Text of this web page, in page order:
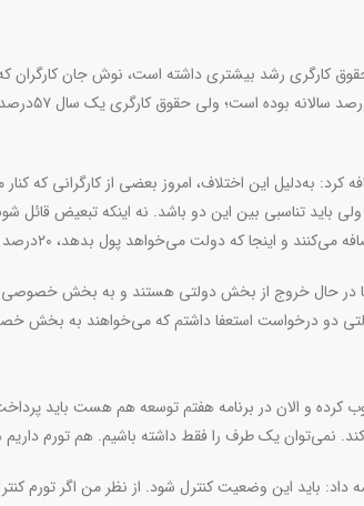
کارگری رشد بیشتری داشته است، نوش جان کارگران
کرد: به‌دلیل این اختلاف، امروز بعضی از کارگرانی که
باید تناسبی بین این دو باشد. نه اینکه تبعیض
ما در حال خروج از بخش دولتی هستند و به بخش
دو درخواست استعفا داشتم که‌ می‌خواهند به بخش
و الان در برنامه هفتم توسعه هم هست باید
کند. نمی‌توان یک طرف را فقط داشته باشیم. هم تورم
داد: باید این وضعیت کنترل شود. از نظر من اگر تورم